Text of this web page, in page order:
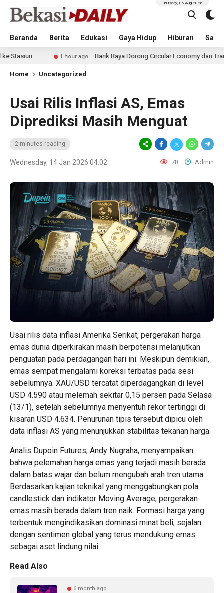
Beranda Berita Edukasi Gaya Hidup Hiburan
Thursday, 06 Aug 2026
1 hour ago Bank Raya Dorong Circular Economy dan Transaksi
Home Uncategorized
Usai Rilis Inflasi AS, Emas
Diprediksi Masih Menguat
2 minutes reading
Wednesday, 14 Jan 2026 04:02 78 Admin
Usai rilis data inflasi Amerika Serikat, pergerakan harga
emas dunia diperkirakan masih berpotensi melanjutkan
penguatan pada perdagangan hari ini. Meskipun demikian,
emas sempat mengalami koreksi terbatas pada sesi
sebelumnya. XAU/USD tercatat diperdagangkan di level
USD 4.590 atau melemah sekitar 0,15 persen pada Selasa
(13/1), setelah sebelumnya menyentuh rekor tertinggi di
kisaran USD 4.634. Penurunan tipis tersebut dipicu oleh
data inflasi AS yang menunjukkan stabilitas tekanan harga.
Analis Dupoin Futures, Andy Nugraha, menyampaikan
bahwa pelemahan harga emas yang terjadi masih berada
dalam batas wajar dan belum mengubah arah tren utama.
Berdasarkan kajian teknikal yang menggabungkan pola
candlestick dan indikator Moving Average, pergerakan
emas masih berada dalam tren naik. Formasi harga yang
terbentuk mengindikasikan dominasi minat beli, sejalan
dengan sentimen global yang terus mendukung emas
sebagai aset lindung nilai.
Read Also
6 month ago